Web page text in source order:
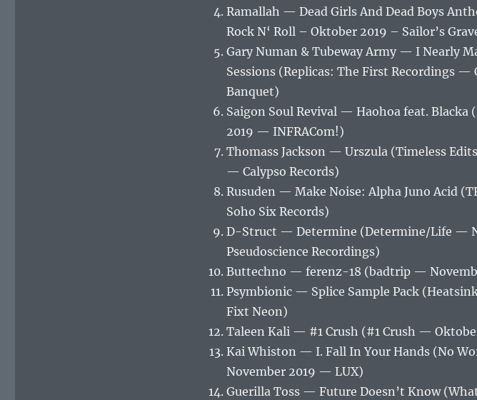
Ramallah — Dead Girls And Dead Boys
Rock N‘ Roll – Oktober 2019 – Sailor’s
Gary Numan & Tubeway Army — I Nearly
Sessions (Replicas: The First Recordings
Banquet)
Saigon Soul Revival — Haohoa feat. Blacka
2019 — INFRACom!)
Thomass Jackson — Urszula (Timeless
— Calypso Records)
Rusuden — Make Noise: Alpha Juno Acid
Soho Six Records)
D-Struct — Determine (Determine/Life —
Pseudoscience Recordings)
Buttechno — ferenz-18 (badtrip —
Psymbionic — Splice Sample Pack
Fixt Neon)
Taleen Kali — #1 Crush (#1 Crush —
Kai Whiston — I. Fall In Your Hands (No
November 2019 — LUX)
Guerilla Toss — Future Doesn’t Know